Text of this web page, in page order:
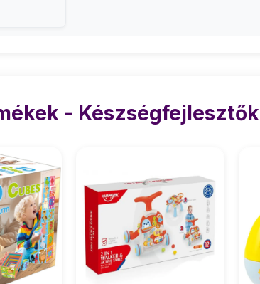
- Készségfejlesztők